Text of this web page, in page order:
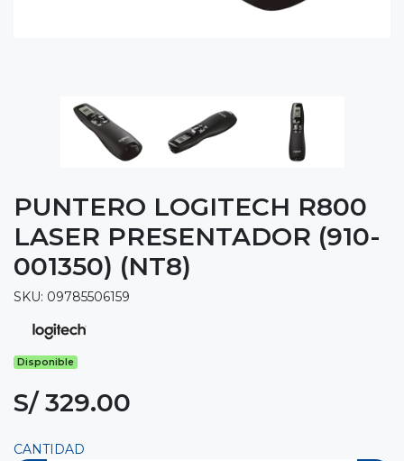
PUNTERO LOGITECH R800
LASER PRESENTADOR (910-
001350) (NT8)
SKU: 09785506159
Disponible
S/ 329.00
CANTIDAD